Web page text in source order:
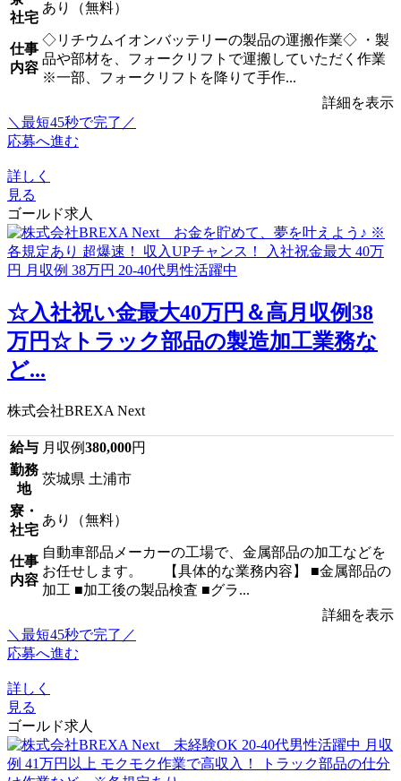
社宅
あり（無料）
仕事
内容
◇リチウムイオンバッテリーの製品の運搬作業◇ ・製
品や部材を、フォークリフトで運搬していただく作業
※一部、フォークリフトを降りて手作...
詳細を表示
＼最短45秒で完了／
応募へ進む
詳しく
見る
ゴールド求人
☆入社祝い金最大40万円＆高月収例38
万円☆トラック部品の製造加工業務な
ど...
株式会社BREXA Next
給与 月収例380,000円
勤務
地
茨城県 土浦市
寮・
社宅
あり（無料）
仕事
内容
自動車部品メーカーの工場で、金属部品の加工などを
お任せします。 【具体的な業務内容】 ■金属部品の
加工 ■加工後の製品検査 ■グラ...
詳細を表示
＼最短45秒で完了／
応募へ進む
詳しく
見る
ゴールド求人